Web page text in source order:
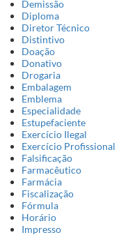
Demissão
Diploma
Diretor Técnico
Distintivo
Doação
Donativo
Drogaria
Embalagem
Emblema
Especialidade
Estupefaciente
Exercício Ilegal
Exercício Profissional
Falsificação
Farmacêutico
Farmácia
Fiscalização
Fórmula
Horário
Impresso